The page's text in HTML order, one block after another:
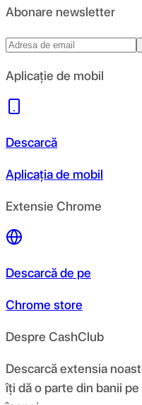
Abonare newsletter
Aplicație de mobil
Descarcă
Aplicația de mobil
Extensie Chrome
Descarcă de pe
Chrome store
Despre CashClub
Descarcă extensia
îți dă o parte din banii